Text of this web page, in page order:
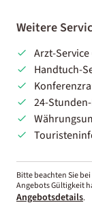
Weitere
Arzt-
Handtuch-
24-
Bitte beachten Sie
Angebots Gültigkeit
Angebotsdetails.